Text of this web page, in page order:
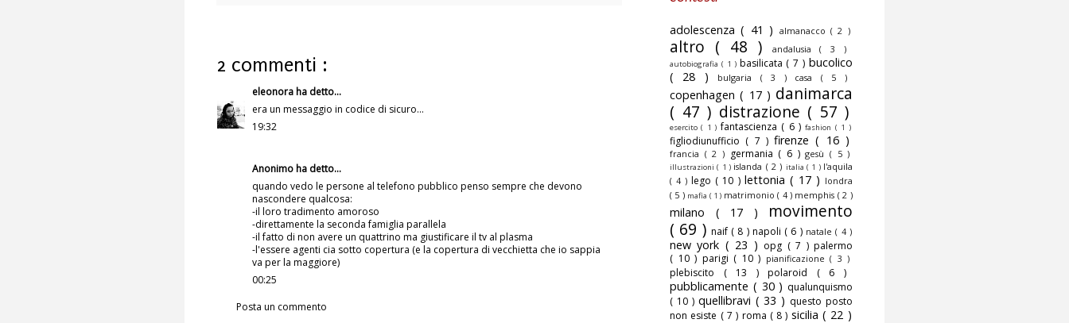
2 commenti :
eleonora ha detto...
era un messaggio in codice di sicuro...
19:32
Anonimo ha detto...
quando vedo le persone al telefono pubblico penso sempre che devono
nascondere qualcosa:
-il loro tradimento amoroso
-direttamente la seconda famiglia parallela
-il fatto di non avere un quattrino ma giustificare il tv al plasma
-l'essere agenti cia sotto copertura (e la copertura di vecchietta che io sappia
va per la maggiore)
00:25
Posta un commento
adolescenza( 41 ) almanacco ( 2 )
altro ( 48 ) andalusia( 3 )
autobiografia ( 1 ) basilicata ( 7 ) bucolico
( 28 )
bulgaria ( 3 ) casa ( 5 )
copenhagen( 17 ) danimarca
( 47 ) distrazione ( 57 )
esercito( 1 )fantascienza ( 6 )fashion ( 1 )
figliodiunufficio ( 7 ) firenze( 16 )
francia ( 2 ) germania ( 6 )gesù( 5 )
illustrazioni( 1 ) islanda ( 2 ) italia( 1 ) l'aquila
( 4 ) lego ( 10 ) lettonia ( 17 ) londra
( 5 ) mafia ( 1 ) matrimonio( 4 ) memphis ( 2 )
milano ( 17 )
movimento
( 69 ) naif ( 8 ) napoli ( 6 ) natale( 4 )
new york ( 23 ) opg ( 7 )palermo
( 10 ) parigi ( 10 ) pianificazione( 3 )
plebiscito ( 13 ) polaroid ( 6 )
pubblicamente ( 30 ) qualunquismo
( 10 ) quellibravi ( 33 ) questo posto
non esiste ( 7 ) roma ( 8 ) sicilia( 22 )